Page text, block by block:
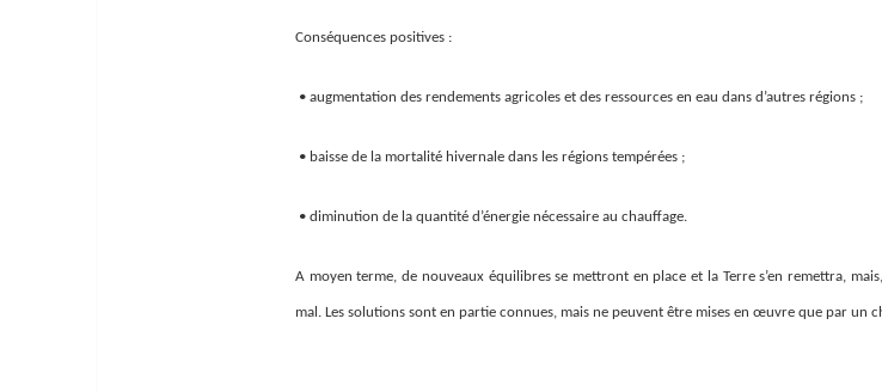
Conséquences positives :
• augmentation des rendements agricoles et des ressources en eau dans d’autres régions ;
• baisse de la mortalité hivernale dans les régions tempérées ;
• diminution de la quantité d’énergie nécessaire au chauffage.
A moyen terme, de nouveaux équilibres se mettront en place et la Terre s’en remettra,
mal. Les solutions sont en partie connues, mais ne peuvent être mises en œuvre que par un